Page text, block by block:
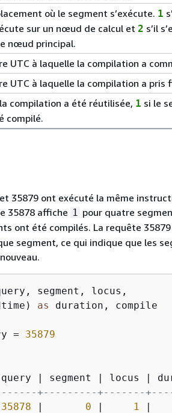
où le segment s’exécute. 1
sur un nœud de calcul et 2 s’il
nœud principal.
UTC à laquelle la compilation a
UTC à laquelle la compilation a pris
compilation a été réutilisée, 1 si le
compilé.
35879 ont exécuté la même
35878 affiche 1 pour quatre
ont été compilés. La requête
segment, ce qui indique que les
segment, locus,
as
=
35879
query | segment | locus |
+---------+-------
35878 | 0 | 1 |